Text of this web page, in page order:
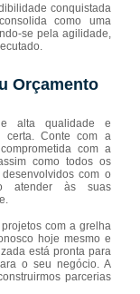
conquistada
como uma
se pela agilidade,
Orçamento
alta qualidade e
certa. Conte com a
com a
como todos os
com o
atender às suas
com a grelha
hoje mesmo e
está pronta para
o seu negócio. A
parcerias